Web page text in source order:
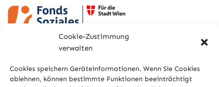
Cookie-Zustimmung
verwalten
Cookies speichern Geräteinformationen. Wenn Sie Cookies
ablehnen, können bestimmte Funktionen beeinträchtigt